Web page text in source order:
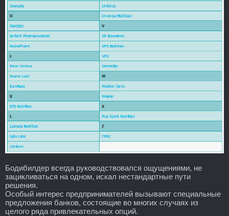
Бодибилдер всегда руководствовался ощущениями, не
зацикливаться на одном, искал нестандартные пути
решения.
Особый интерес предпринимателей вызывают специальные
предложения банков, состоящие во многих случаях из
целого ряда привлекательных опций.